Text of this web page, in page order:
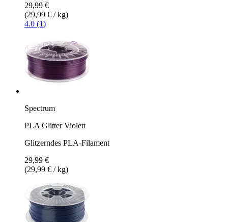
29,99 €
(29,99 € / kg)
4.0 (1)
Spectrum
PLA Glitter Violett
Glitzerndes PLA-Filament
29,99 €
(29,99 € / kg)